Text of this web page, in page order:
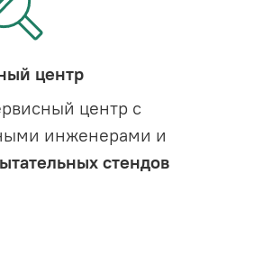
центр
центр с
инженерами и
стендов